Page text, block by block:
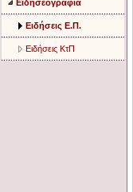
Ειδησεογραφία
Ειδήσεις Ε.Π.
Ειδήσεις ΚτΠ